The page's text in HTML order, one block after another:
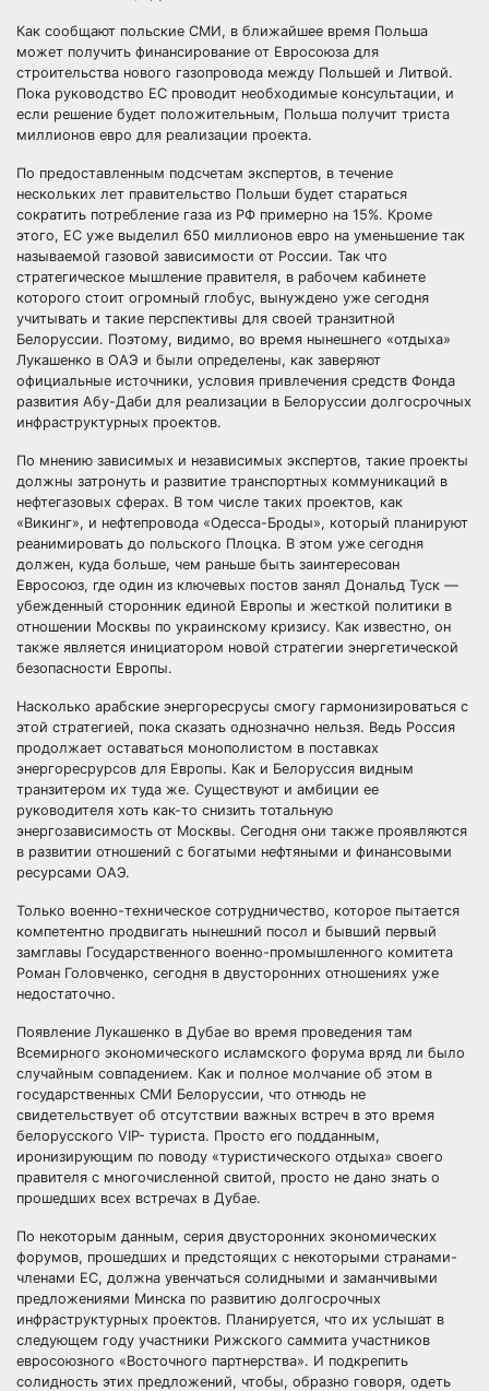
Как сообщают польские СМИ, в ближайшее время Польша
может получить финансирование от Евросоюза для
строительства нового газопровода между Польшей и Литвой.
Пока руководство ЕС проводит необходимые консультации, и
если решение будет положительным, Польша получит триста
миллионов евро для реализации проекта.
По предоставленным подсчетам экспертов, в течение
нескольких лет правительство Польши будет стараться
сократить потребление газа из РФ примерно на 15%. Кроме
этого, ЕС уже выделил 650 миллионов евро на уменьшение так
называемой газовой зависимости от России. Так что
стратегическое мышление правителя, в рабочем кабинете
которого стоит огромный глобус, вынуждено уже сегодня
учитывать и такие перспективы для своей транзитной
Белоруссии. Поэтому, видимо, во время нынешнего «отдыха»
Лукашенко в ОАЭ и были определены, как заверяют
официальные источники, условия привлечения средств Фонда
развития Абу-Даби для реализации в Белоруссии долгосрочных
инфраструктурных проектов.
По мнению зависимых и независимых экспертов, такие проекты
должны затронуть и развитие транспортных коммуникаций в
нефтегазовых сферах. В том числе таких проектов, как
«Викинг», и нефтепровода «Одесса-Броды», который планируют
реанимировать до польского Плоцка. В этом уже сегодня
должен, куда больше, чем раньше быть заинтересован
Евросоюз, где один из ключевых постов занял Дональд Туск —
убежденный сторонник единой Европы и жесткой политики в
отношении Москвы по украинскому кризису. Как известно, он
также является инициатором новой стратегии энергетической
безопасности Европы.
Насколько арабские энергоресрусы смогу гармонизироваться с
этой стратегией, пока сказать однозначно нельзя. Ведь Россия
продолжает оставаться монополистом в поставках
энергоресрурсов для Европы. Как и Белоруссия видным
транзитером их туда же. Существуют и амбиции ее
руководителя хоть как-то снизить тотальную
энергозависимость от Москвы. Сегодня они также проявляются
в развитии отношений с богатыми нефтяными и финансовыми
ресурсами ОАЭ.
Только военно-техническое сотрудничество, которое пытается
компетентно продвигать нынешний посол и бывший первый
замглавы Государственного военно-промышленного комитета
Роман Головченко, сегодня в двусторонних отношениях уже
недостаточно.
Появление Лукашенко в Дубае во время проведения там
Всемирного экономического исламского форума вряд ли было
случайным совпадением. Как и полное молчание об этом в
государственных СМИ Белоруссии, что отнюдь не
свидетельствует об отсутствии важных встреч в это время
белорусского VIP- туриста. Просто его подданным,
иронизирующим по поводу «туристического отдыха» своего
правителя с многочисленной свитой, просто не дано знать о
прошедших всех встречах в Дубае.
По некоторым данным, серия двусторонних экономических
форумов, прошедших и предстоящих с некоторыми странами-
членами ЕС, должна увенчаться солидными и заманчивыми
предложениями Минска по развитию долгосрочных
инфраструктурных проектов. Планируется, что их услышат в
следующем году участники Рижского саммита участников
евросоюзного «Восточного партнерства». И подкрепить
солидность этих предложений, чтобы, образно говоря, одеть